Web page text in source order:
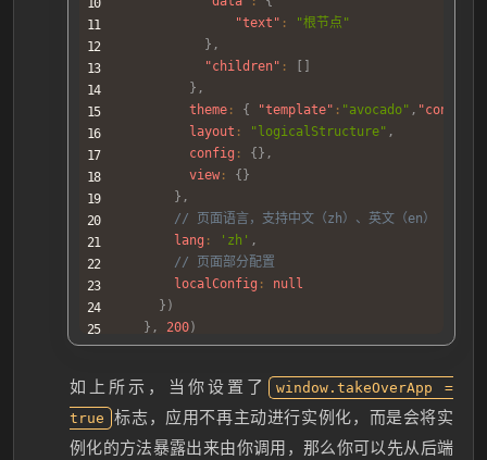
"text" :
"根节点"
} ,
"children" :
} ,
theme : { "template" : "avocado" , "config"
layout : "logicalStructure" ,
config : { } ,
view : { }
} ,
// 页面语言，支持中文（zh）、英文（en）
lang : 'zh' ,
// 页面部分配置
localConfig :
null
} )
} , 200)
})
// 注册全局方法
const
setTakeOverAppMethods = (data ) => {
window.takeOverAppMethods = {
如上所示，当你设置了
window.takeOverApp =
true
标志，应用不再主动进行实例化，而是会将实
例化的方法暴露出来由你调用，那么你可以先从后端